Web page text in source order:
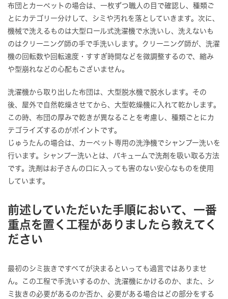
布団とカーペットの場合は、一枚ずつ職人の目で確認し、種類ご
とにカテゴリー分けして、シミや汚れを落としていきます。次に、
機械で洗えるものは大型ロール式洗濯機で水洗いし、洗えないも
のはクリーニング師の手で手洗いします。クリーニング師が、洗濯
機の回転数や回転速度・すすぎ時間などを微調整するので、縮み
や型崩れなどの心配もございません。
洗濯機から取り出した布団は、大型脱水機で脱水します。その
後、屋外で自然乾燥させてから、大型乾燥機に入れて乾かします。
この時、布団の厚みで乾きが異なることを考慮し、種類ごとにカ
テゴライズするのがポイントです。
じゅうたんの場合は、カーペット専用の洗浄機でシャンプー洗いを
行います。シャンプー洗いとは、バキュームで洗剤を吸い取る方法
です。洗剤はお子さんの口に入っても害のない安心なものを使用
しています。
前述していただいた手順において、一番
重点を置く工程がありましたら教えてく
ださい
最初のシミ抜きですべてが決まるといっても過言ではありませ
ん。この工程で手洗いするのか、洗濯機にかけるのか、また、シ
ミ抜きの必要があるのか否か、必要がある場合はどの部分をする